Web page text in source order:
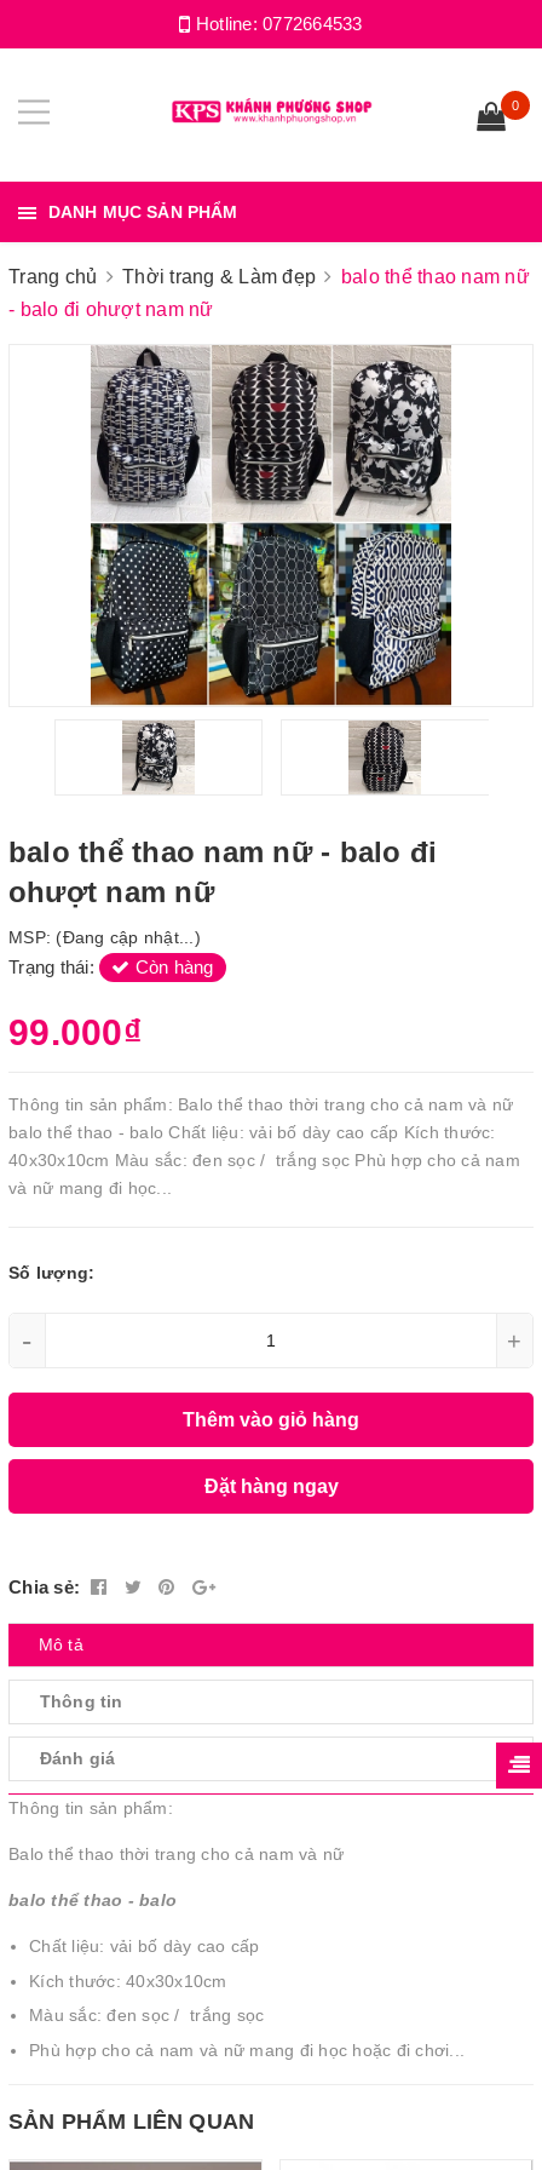
Hotline:0772664533
0
DANH MỤC SẢN PHẨM
Trang chủ Thời trang & Làm đẹp
balo thể thao nam nữ
- balo đi ohượt nam nữ
balo thể thao nam nữ - balo đi
ohượt nam nữ
MSP: (Đang cập nhật...)
Trạng thái: Còn hàng
99.000₫
Thông tin sản phẩm: Balo thể thao thời trang cho cả nam và nữ
balo thể thao - balo Chất liệu: vải bố dày cao cấp Kích thước:
40x30x10cm Màu sắc: đen sọc / trắng sọc Phù hợp cho cả nam
và nữ mang đi học...
Số lượng:
- +
Thêm vào giỏ hàng
Đặt hàng ngay
Chia sẻ:
Mô tả
Thông tin
Đánh giá
Thông tin sản phẩm:
Balo thể thao thời trang cho cả nam và nữ
balo thể thao - balo
Chất liệu: vải bố dày cao cấp
Kích thước: 40x30x10cm
Màu sắc: đen sọc / trắng sọc
Phù hợp cho cả nam và nữ mang đi học hoặc đi chơi...
SẢN PHẨM LIÊN QUAN